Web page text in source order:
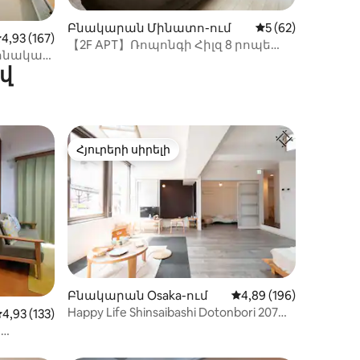
վարկանիշը՝ 5-ից 4,93, 167 կարծիք
4,93 (167)
Բնակարան Մինատո-ում Միջին
5 (62)
【2F APT】Ռոպոնգի Հիլզ 8 րոպե
տները
վարկանիշը՝ 5-ից 4,93, 133 կարծիք
4,93 (133)
Հյուրերի սիրելի
Հյուրերի սիրելի
Բնակարան Osaka-ում Միջին վարկանիշը՝
4,89 (196)
Happy Life Shinsaibashi Dotonbori 207